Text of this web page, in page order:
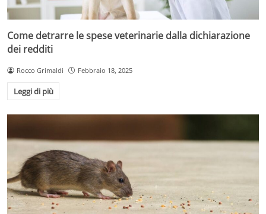
Come detrarre le spese veterinarie dalla dichiarazione
dei redditi
Rocco Grimaldi Febbraio 18, 2025
Leggi di più